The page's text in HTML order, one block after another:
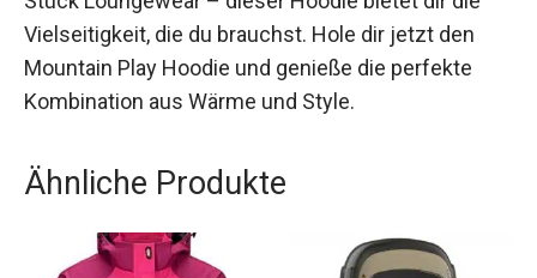
dennoch modischen Kapuzenpullover suchen.
Ob als urbanes Outdoor-Outfit oder als bequemes
Stück Loungewear – dieser Hoodie bietet dir die
Mountain Play Hoodie und genieße die perfekte